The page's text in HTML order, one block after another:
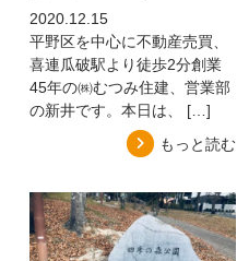
2020.12.15
平野区を中心に不動産売買、
喜連瓜破駅より徒歩2分創業
45年の㈱むつみ住建、営業部
の新井です。本日は、 […]
もっと読む